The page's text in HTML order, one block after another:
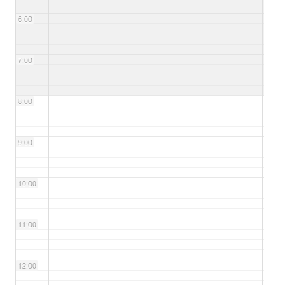
6:00
7:00
8:00
9:00
10:00
11:00
12:00